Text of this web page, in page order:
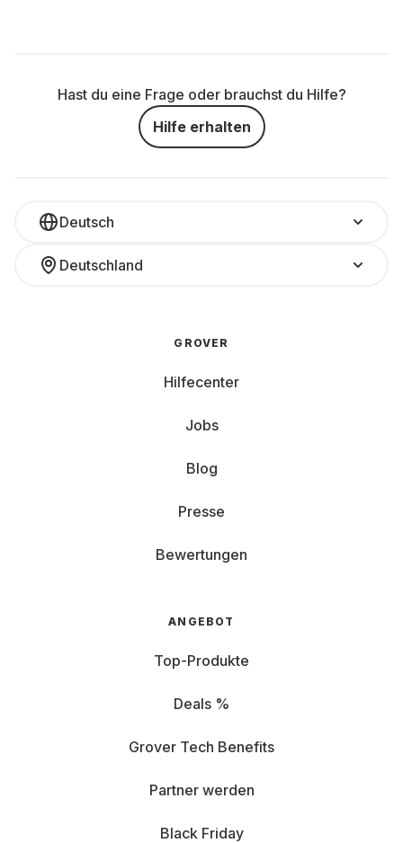
Hast du eine Frage oder brauchst du Hilfe?
Hilfe erhalten
Deutsch
Deutschland
GROVER
Hilfecenter
Jobs
Blog
Presse
Bewertungen
ANGEBOT
Top-Produkte
Deals %
Grover Tech Benefits
Partner werden
Black Friday